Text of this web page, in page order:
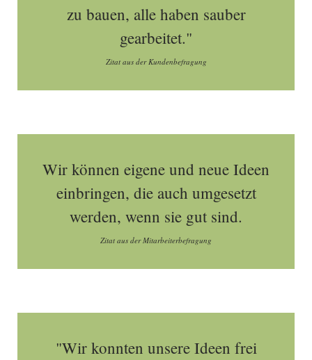
zu bauen, alle haben sauber
gearbeitet."
Zitat aus der Kundenbefragung
Wir können eigene und neue Ideen
einbringen, die auch umgesetzt
werden, wenn sie gut sind.
Zitat aus der Mitarbeiterbefragung
"Wir konnten unsere Ideen frei